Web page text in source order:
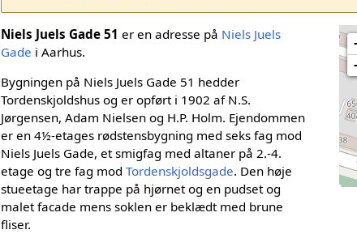
Niels Juels Gade 51 er en adresse på Niels Juels
Gade i Aarhus.
Bygningen på Niels Juels Gade 51 hedder
Tordenskjoldshus og er opført i 1902 af N.S.
Jørgensen, Adam Nielsen og H.P. Holm. Ejendommen
er en 4½-etages rødstensbygning med seks fag mod
Niels Juels Gade, et smigfag med altaner på 2.-4.
etage og tre fag modTordenskjoldsgade. Den høje
stueetage har trappe på hjørnet og en pudset og
malet facade mens soklen er beklædt med brune
fliser.